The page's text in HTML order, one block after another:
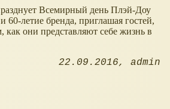
Всемирный день Плэй-Доу
60-летие бренда, приглашая гостей,
как они представляют себе жизнь в
22.09.2016 admin